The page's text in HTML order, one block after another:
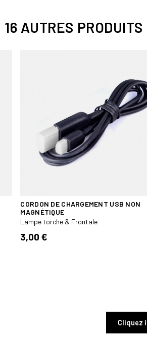
16 AUTRES
CORDON DE CHARGEMENT USB NON
MAGNÉTIQUE
Lampe torche & Frontale
3,00 €
Cliquez